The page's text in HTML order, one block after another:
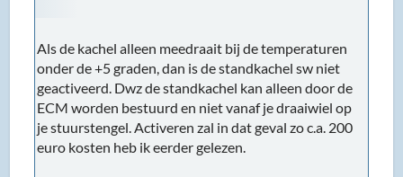
Als de kachel alleen meedraait bij de temperaturen
onder de +5 graden, dan is de standkachel sw niet
geactiveerd. Dwz de standkachel kan alleen door de
ECM worden bestuurd en niet vanaf je draaiwiel op
je stuurstengel. Activeren zal in dat geval zo c.a. 200
euro kosten heb ik eerder gelezen.